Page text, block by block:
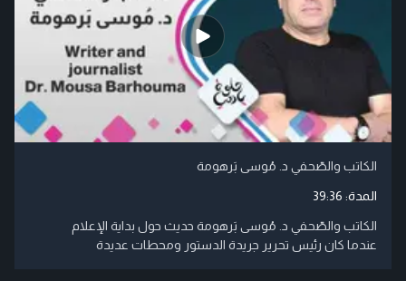
الكاتب والصّحفي د. مُوسى بَرهومة
المدة: 39:36
الكاتب والصّحفي د. مُوسى بَرهومة حديث حول بداية الإعلام
عندما كان رئيس تحرير جريدة الدستور ومحطات عديدة